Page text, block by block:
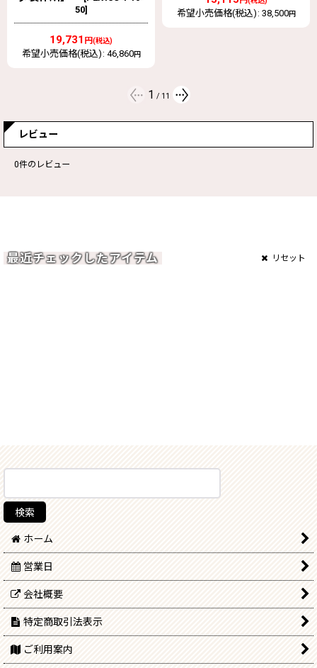
希望小売価格(税込)
50]
2 / 11
レビュー
0件のレビュー
最近チェックしたアイテム リセット
ホーム
営業日
会社概要
特定商取引法表示
ご利用案内